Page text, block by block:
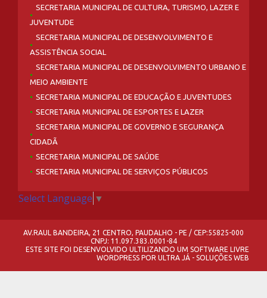
SECRETARIA MUNICIPAL DE CULTURA, TURISMO, LAZER E
JUVENTUDE
SECRETARIA MUNICIPAL DE DESENVOLVIMENTO E
ASSISTÊNCIA SOCIAL
SECRETARIA MUNICIPAL DE DESENVOLVIMENTO URBANO E
MEIO AMBIENTE
SECRETARIA MUNICIPAL DE EDUCAÇÃO E JUVENTUDES
SECRETARIA MUNICIPAL DE ESPORTES E LAZER
SECRETARIA MUNICIPAL DE GOVERNO E SEGURANÇA
CIDADÃ
SECRETARIA MUNICIPAL DE SAÚDE
SECRETARIA MUNICIPAL DE SERVIÇOS PÚBLICOS
Select Language ▼
AV.RAUL BANDEIRA, 21 CENTRO, PAUDALHO - PE / CEP:55825-000
CNPJ: 11.097.383.0001-84
ESTE SITE FOI DESENVOLVIDO ULTILIZANDO UM SOFTWARE LIVRE
WORDPRESS POR ULTRA JÁ - SOLUÇÕES WEB